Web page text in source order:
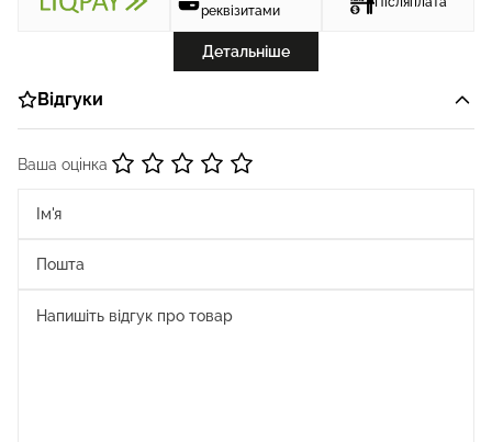
реквізитами
Детальніше
Відгуки
Ваша оцінка